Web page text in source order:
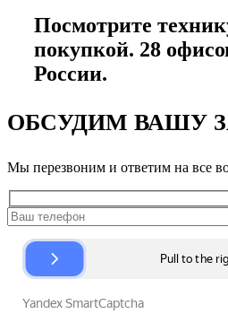
Посмотрите
покупкой. 28
России.
ОБСУДИМ ВАШУ
Мы перезвоним и ответим на все